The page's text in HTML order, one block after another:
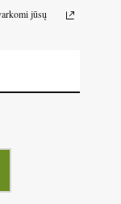
jūsų